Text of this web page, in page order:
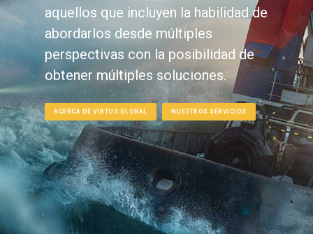
aquellos que incluyen la habilidad de
abordarlos desde múltiples
perspectivas con la posibilidad de
obtener múltiples soluciones.
ACERCA DE VIRTUS GLOBAL NUESTROS SERVICIOS